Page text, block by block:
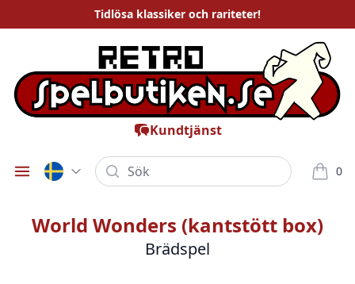
Tidlösa klassiker och rariteter!
Kundtjänst
Öppna meny
Sök 0
varor i
World Wonders (kantstött box)
Brädspel